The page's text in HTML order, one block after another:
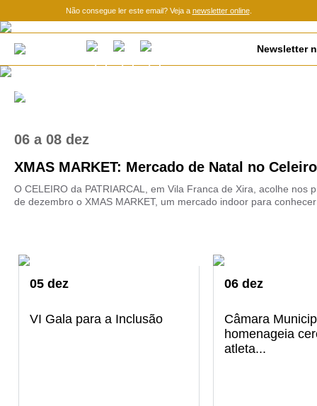
Não consegue ler este email? Veja a newsletter online.
Newsletter
06 a08 dez
XMAS MARKET: Mercado de Natal no
O CELEIRO da PATRIARCAL, em Vila Franca de Xira, acolhe nos
de dezembro o XMAS MARKET, um mercado indoor para
05 dez
VI Gala para a Inclusão
06 dez
Câmara
homenageia
atleta...